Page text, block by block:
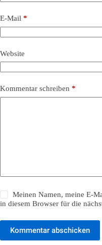
E-Mail *
Website
Kommentar schreiben *
Meinen Namen, meine E-
in diesem Browser für die
Kommentar abschicken